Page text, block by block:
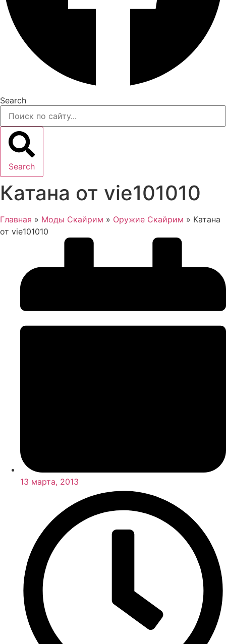
Search
Search
Катана от vie101010
Главная » Моды Скайрим » Оружие Скайрим » Катана
от vie101010
13 марта, 2013